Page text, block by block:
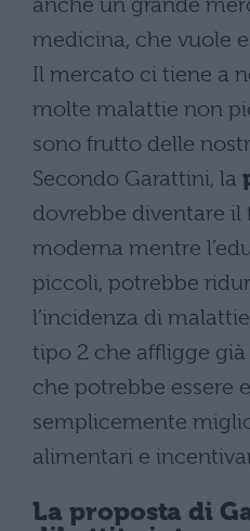
medicina, che vuole
Il mercato ci tiene a
molte malattie non
sono frutto delle
Secondo Garattini, la
dovrebbe diventare
moderna mentre
piccoli, potrebbe
l’incidenza di
tipo 2 che affligge
che potrebbe essere
semplicemente
alimentari e
La proposta di